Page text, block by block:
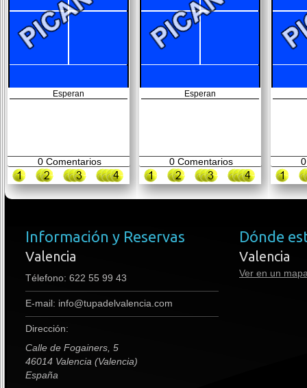
Esperan
0Comentarios
Esperan
0Comentarios 0
Información y Reservas
Valencia
Télefono: 622 55 99 43
E-mail: info@tupadelvalencia.com
Dirección:
Calle de Fogainers, 5
46014 Valencia (Valencia)
España
Dónde
Valencia
Ver en un